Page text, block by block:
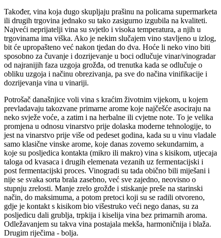
Također, vina koja dugo skupljaju prašinu na policama supermarketa
ili drugih trgovina jednako su tako zasigurno izgubila na kvaliteti.
Najveći neprijatelji vina su svjetlo i visoka temperatura, a njih u
trgovinama ima viška. Ako je nekim slučajem vino stavljeno u izlog,
bit će upropašteno već nakon tjedan do dva. Hoće li neko vino biti
sposobno za čuvanje i dozrijevanje u boci odlučuje vinar/vinogradar
od najranijih faza uzgoja grožđa, od trenutka kada se odlučuje o
obliku uzgoja i načinu obrezivanja, pa sve do načina vinifikacije i
dozrijevanja vina u vinariji.
Potrošač današnjice voli vina s kraćim životnim vijekom, u kojem
prevladavaju takozvane primarne arome koje najčešće asociraju na
neko svježe voće, a zatim i na herbalne ili cvjetne note. To je velika
promjena u odnosu vinarstvo prije dolaska moderne tehnologije, to
jest na vinarstvo prije više od pedeset godina, kada su u vinu vladale
samo klasične vinske arome, koje danas zovemo sekundarnim, a
koje su posljedica kontakta (mikro ili makro) vina s kisikom, utjecaja
taloga od kvasaca i drugih elemenata vezanih uz fermentacijski i
post fermentacijski proces. Vinogradi su tada obično bili miješani i
nije se svaka sorta brala zasebno, već sve zajedno, neovisno o
stupnju zrelosti. Manje zrelo grožđe i stiskanje preše na starinski
način, do maksimuma, a potom pretoci koji su se radili otvoreno,
gdje je kontakt s kisikom bio višestruko veći nego danas, su za
posljedicu dali grublja, trpkija i kiselija vina bez primarnih aroma.
Odležavanjem su takva vina postajala mekša, harmoničnija i blaža.
Drugim riječima - bolja.